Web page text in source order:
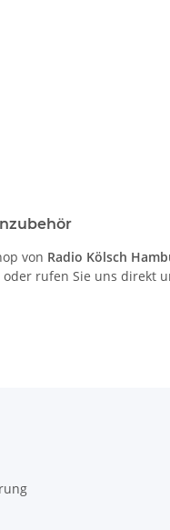
von Radio Kölsch
oder rufen Sie uns direkt